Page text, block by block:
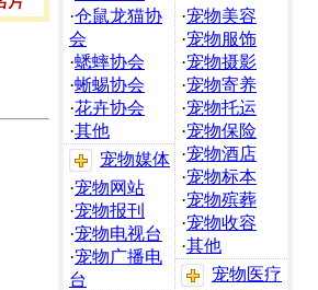
·仓鼠龙猫协
会
·蟋蟀协会
·蜥蜴协会
·花卉协会
·其他
宠物媒体
·宠物网站
·宠物报刊
·宠物电视台
·宠物广播电
台
·宠物美容
·宠物服饰
·宠物摄影
·宠物寄养
·宠物托运
·宠物保险
·宠物酒店
·宠物标本
·宠物殡葬
·宠物收容
·其他
宠物医疗